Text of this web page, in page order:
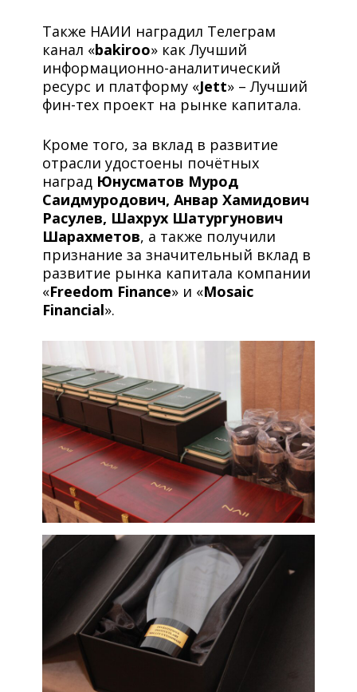
Также НАИИ наградил Телеграм
канал «bakiroo» как Лучший
информационно-аналитический
ресурс и платформу «Jett» – Лучший
фин-тех проект на рынке капитала.
Кроме того, за вклад в развитие
отрасли удостоены почётных
наград Юнусматов Мурод
Саидмуродович, Анвар Хамидович
Расулев, Шахрух Шатургунович
Шарахметов, а также получили
признание за значительный вклад в
развитие рынка капитала компании
«Freedom Finance» и «Mosaic
Financial».